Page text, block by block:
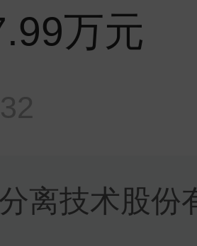
万元
离技术股份